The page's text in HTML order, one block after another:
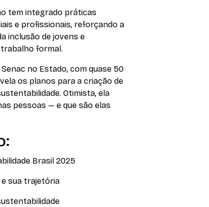
tem integrado práticas
e profissionais, reforçando a
inclusão de jovens e
formal.
no Estado, com quase 50
os planos para a criação de
Otimista, ela
pessoas — e que são elas
Brasil 2025
e sua trajetória